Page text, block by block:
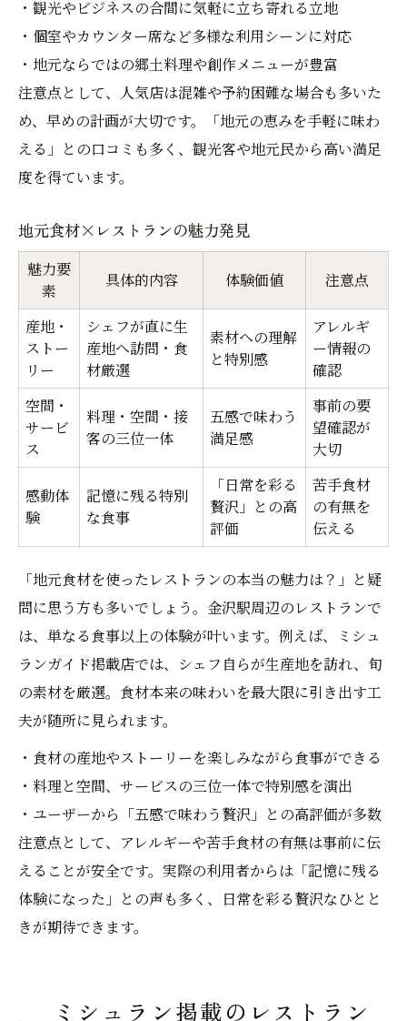
・観光やビジネスの合間に気軽に立ち寄れる立地
・個室やカウンター席など多様な利用シーンに対応
・地元ならではの郷土料理や創作メニューが豊富
注意点として、人気店は混雑や予約困難な場合も多いた
め、早めの計画が大切です。「地元の恵みを手軽に味わ
える」との口コミも多く、観光客や地元民から高い満足
度を得ています。
地元食材×レストランの魅力発見
魅力要
素
具体的内容 体験価値 注意点
産地・
ストー
リー
シェフが直に生
産地へ訪問・食
材厳選
素材への理解
と特別感
アレルギ
ー情報の
確認
空間・
サービ
ス
料理・空間・接
客の三位一体
五感で味わう
満足感
事前の要
望確認が
大切
感動体
験
記憶に残る特別
な食事
「日常を彩る
贅沢」との高
評価
苦手食材
の有無を
伝える
「地元食材を使ったレストランの本当の魅力は？」と疑
問に思う方も多いでしょう。金沢駅周辺のレストランで
は、単なる食事以上の体験が叶います。例えば、ミシュ
ランガイド掲載店では、シェフ自らが生産地を訪れ、旬
の素材を厳選。食材本来の味わいを最大限に引き出す工
夫が随所に見られます。
・食材の産地やストーリーを楽しみながら食事ができる
・料理と空間、サービスの三位一体で特別感を演出
・ユーザーから「五感で味わう贅沢」との高評価が多数
注意点として、アレルギーや苦手食材の有無は事前に伝
えることが安全です。実際の利用者からは「記憶に残る
体験になった」との声も多く、日常を彩る贅沢なひとと
きが期待できます。
ミシュラン掲載のレストラン